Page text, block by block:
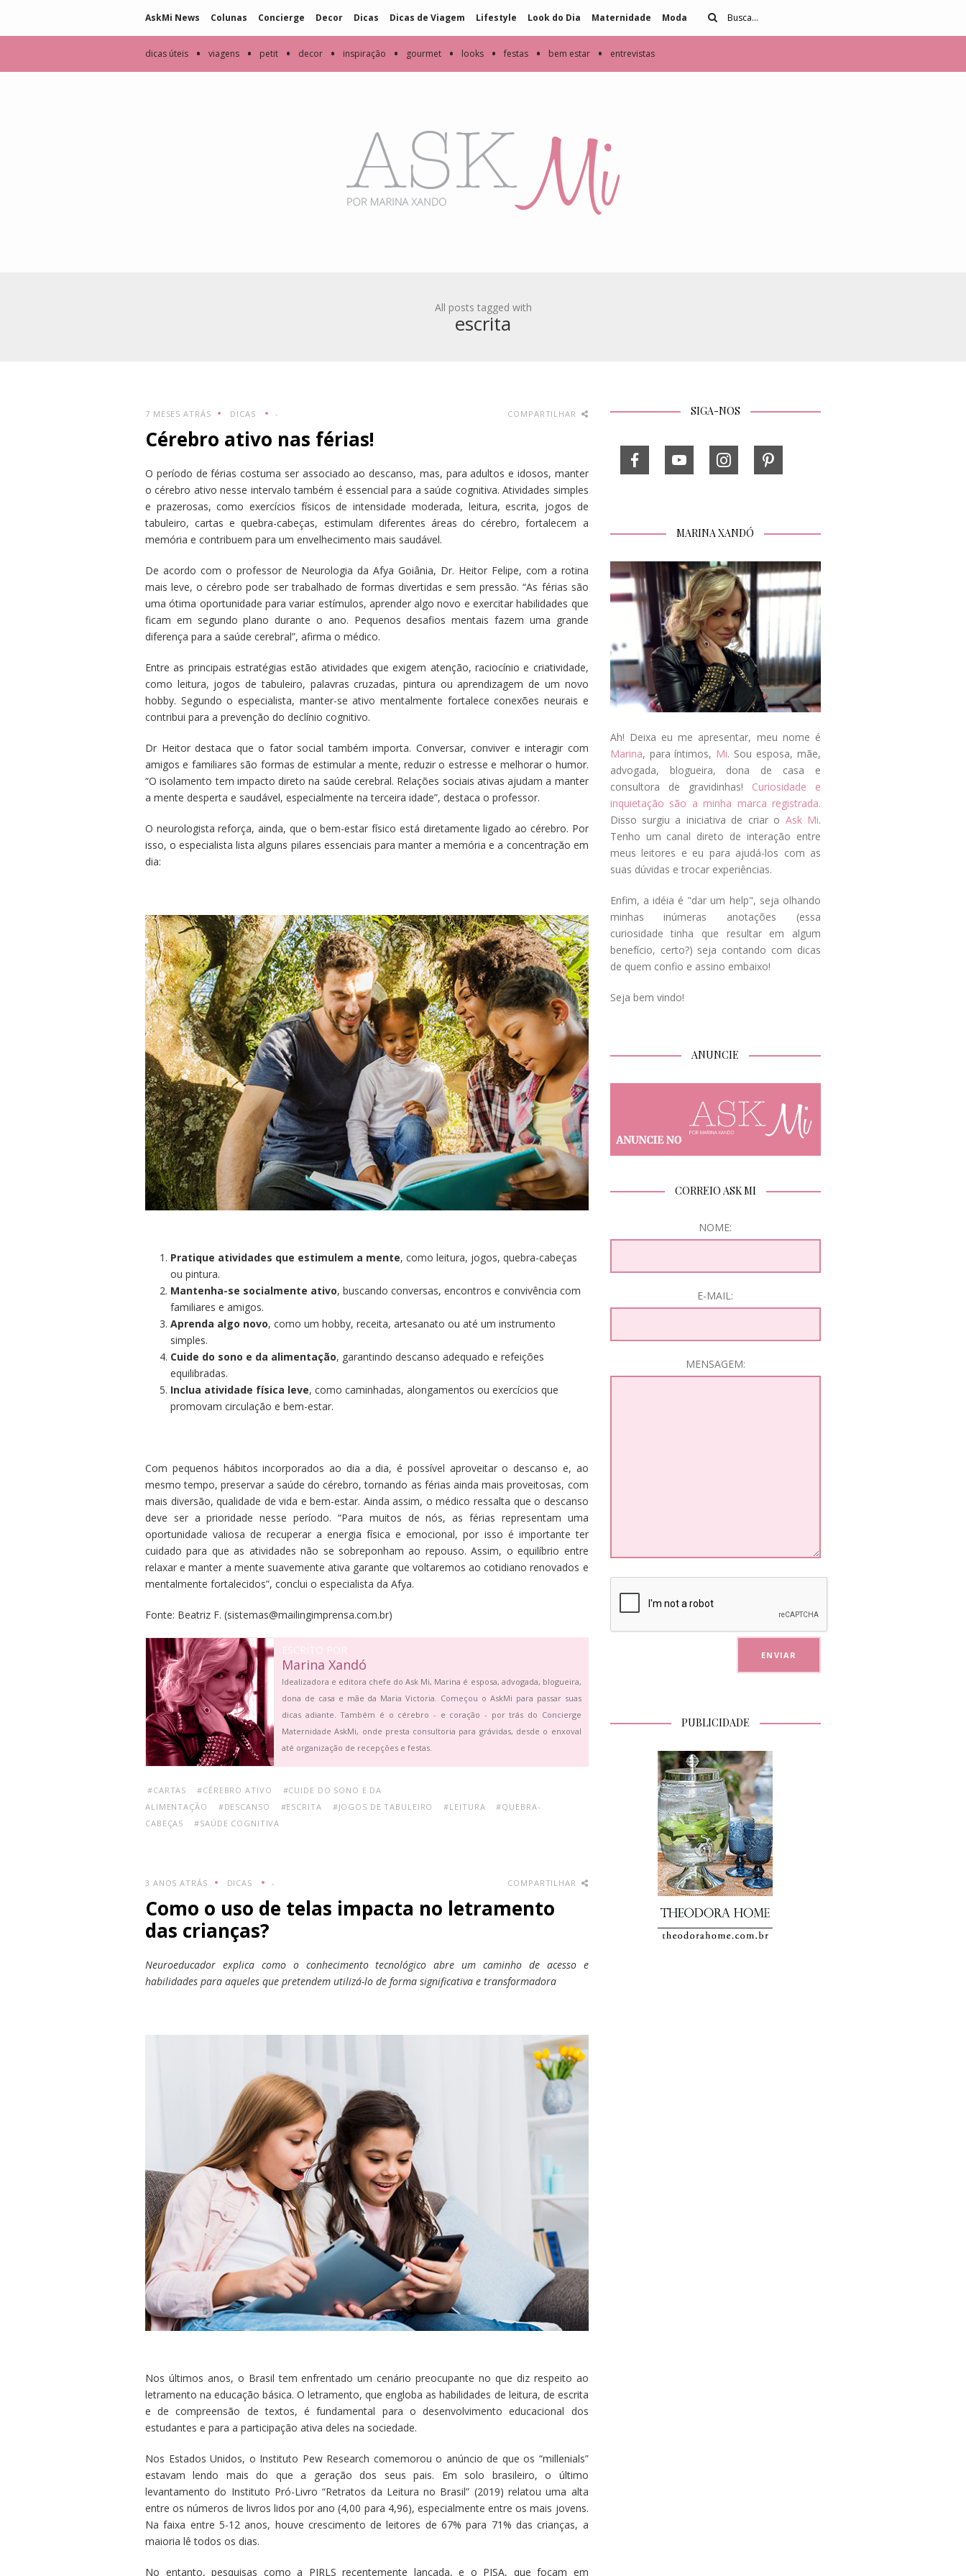
AskMi News Colunas Concierge Decor Dicas Dicas de Viagem Lifestyle Look do Dia Maternidade Moda
dicas úteis • viagens • petit • decor • inspiração • gourmet • looks • festas • bem estar • entrevistas
All posts tagged with
escrita
7 MESES ATRÁS DICAS - COMPARTILHAR
Cérebro ativo nas férias!
O período de férias costuma ser associado ao descanso, mas, para adultos e idosos, manter
o cérebro ativo nesse intervalo também é essencial para a saúde cognitiva. Atividades simples
e prazerosas, como exercícios físicos de intensidade moderada, leitura, escrita, jogos de
tabuleiro, cartas e quebra-cabeças, estimulam diferentes áreas do cérebro, fortalecem a
memória e contribuem para um envelhecimento mais saudável.
De acordo com o professor de Neurologia da Afya Goiânia, Dr. Heitor Felipe, com a rotina
mais leve, o cérebro pode ser trabalhado de formas divertidas e sem pressão. “As férias são
uma ótima oportunidade para variar estímulos, aprender algo novo e exercitar habilidades que
ficam em segundo plano durante o ano. Pequenos desafios mentais fazem uma grande
diferença para a saúde cerebral”, afirma o médico.
Entre as principais estratégias estão atividades que exigem atenção, raciocínio e criatividade,
como leitura, jogos de tabuleiro, palavras cruzadas, pintura ou aprendizagem de um novo
hobby. Segundo o especialista, manter-se ativo mentalmente fortalece conexões neurais e
contribui para a prevenção do declínio cognitivo.
Dr Heitor destaca que o fator social também importa. Conversar, conviver e interagir com
amigos e familiares são formas de estimular a mente, reduzir o estresse e melhorar o humor.
“O isolamento tem impacto direto na saúde cerebral. Relações sociais ativas ajudam a manter
a mente desperta e saudável, especialmente na terceira idade”, destaca o professor.
O neurologista reforça, ainda, que o bem-estar físico está diretamente ligado ao cérebro. Por
isso, o especialista lista alguns pilares essenciais para manter a memória e a concentração em
dia:
Pratique atividades que estimulem a mente, como leitura, jogos, quebra-cabeças
ou pintura.
Mantenha-se socialmente ativo, buscando conversas, encontros e convivência com
familiares e amigos.
Aprenda algo novo, como um hobby, receita, artesanato ou até um instrumento
simples.
Cuide do sono e da alimentação, garantindo descanso adequado e refeições
equilibradas.
Inclua atividade física leve, como caminhadas, alongamentos ou exercícios que
promovam circulação e bem-estar.
Com pequenos hábitos incorporados ao dia a dia, é possível aproveitar o descanso e, ao
mesmo tempo, preservar a saúde do cérebro, tornando as férias ainda mais proveitosas, com
mais diversão, qualidade de vida e bem-estar. Ainda assim, o médico ressalta que o descanso
deve ser a prioridade nesse período. “Para muitos de nós, as férias representam uma
oportunidade valiosa de recuperar a energia física e emocional, por isso é importante ter
cuidado para que as atividades não se sobreponham ao repouso. Assim, o equilíbrio entre
relaxar e manter a mente suavemente ativa garante que voltaremos ao cotidiano renovados e
mentalmente fortalecidos”, conclui o especialista da Afya.
Fonte: Beatriz F. (sistemas@mailingimprensa.com.br)
ESCRITO POR
Marina Xandó
Idealizadora e editora chefe do Ask Mi, Marina é esposa, advogada, blogueira,
dona de casa e mãe da Maria Victoria. Começou o AskMi para passar suas
dicas adiante. Também é o cérebro - e coração - por trás do Concierge
Maternidade AskMi, onde presta consultoria para grávidas, desde o enxoval
até organização de recepções e festas.
#CARTAS #CÉREBRO ATIVO
#CUIDE DO SONO E DA
ALIMENTAÇÃO
#DESCANSO #ESCRITA #JOGOS DE TABULEIRO #LEITURA
#QUEBRA-
CABEÇAS
#SAÚDE COGNITIVA
3 ANOS ATRÁS DICAS - COMPARTILHAR
Como o uso de telas impacta no letramento
das crianças?
Neuroeducador explica como o conhecimento tecnológico abre um caminho de acesso e
habilidades para aqueles que pretendem utilizá-lo de forma significativa e transformadora
Nos últimos anos, o Brasil tem enfrentado um cenário preocupante no que diz respeito ao
letramento na educação básica. O letramento, que engloba as habilidades de leitura, de escrita
e de compreensão de textos, é fundamental para o desenvolvimento educacional dos
estudantes e para a participação ativa deles na sociedade.
Nos Estados Unidos, o Instituto Pew Research comemorou o anúncio de que os “millenials”
estavam lendo mais do que a geração dos seus pais. Em solo brasileiro, o último
levantamento do Instituto Pró-Livro “Retratos da Leitura no Brasil” (2019) relatou uma alta
entre os números de livros lidos por ano (4,00 para 4,96), especialmente entre os mais jovens.
Na faixa entre 5-12 anos, houve crescimento de leitores de 67% para 71% das crianças, a
maioria lê todos os dias.
No entanto, pesquisas como a PIRLS recentemente lançada, e o PISA, que focam em
SIGA-NOS
MARINA XANDÓ
Ah! Deixa eu me apresentar, meu nome é
Marina, para íntimos, Mi. Sou esposa, mãe,
advogada, blogueira, dona de casa e
consultora de gravidinhas! Curiosidade e
inquietação são a minha marca registrada.
Disso surgiu a iniciativa de criar o Ask Mi.
Tenho um canal direto de interação entre
meus leitores e eu para ajudá-los com as
suas dúvidas e trocar experiências.
Enfim, a idéia é "dar um help", seja olhando
minhas inúmeras anotações (essa
curiosidade tinha que resultar em algum
benefício, certo?) seja contando com dicas
de quem confio e assino embaixo!
Seja bem vindo!
ANUNCIE
CORREIO ASK MI
NOME:
E-MAIL:
MENSAGEM:
PUBLICIDADE